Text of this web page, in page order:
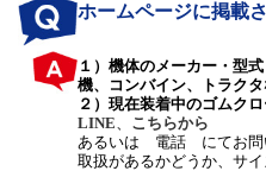
ホームページに掲載
１）機体のメーカー・
機、コンバイン、トラクタ
２）現在装着中のゴムク
LINE
こちらから
あるいは 電話 にてお問
取扱があるかどうか、サ